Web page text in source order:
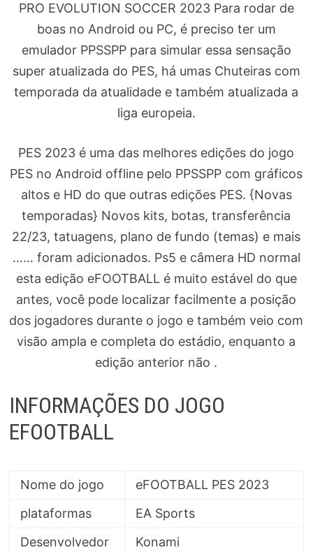
PRO EVOLUTION SOCCER 2023 Para rodar de
boas no Android ou PC, é preciso ter um
emulador PPSSPP para simular essa sensação
super atualizada do PES, há umas Chuteiras com
temporada da atualidade e também atualizada a
liga europeia.
PES 2023 é uma das melhores edições do jogo
PES no Android offline pelo PPSSPP com gráficos
altos e HD do que outras edições PES. {Novas
temporadas} Novos kits, botas, transferência
22/23, tatuagens, plano de fundo (temas) e mais
…… foram adicionados. Ps5 e câmera HD normal
esta edição eFOOTBALL é muito estável do que
antes, você pode localizar facilmente a posição
dos jogadores durante o jogo e também veio com
visão ampla e completa do estádio, enquanto a
edição anterior não .
INFORMAÇÕES DO JOGO
EFOOTBALL
Nome do jogo
eFOOTBALL PES 2023
plataformas
EA Sports
Desenvolvedor
Konami